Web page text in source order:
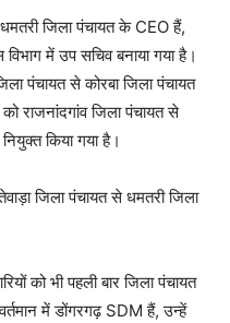
जिला पंचायत के CEO हैं,
में उप सचिव बनाया गया है।
पंचायत से कोरबा जिला पंचायत
राजनांदगांव जिला पंचायत से
किया गया है।
जिला पंचायत से धमतरी जिला
को भी पहली बार जिला पंचायत
में डोंगरगढ़ SDM हैं, उन्हें